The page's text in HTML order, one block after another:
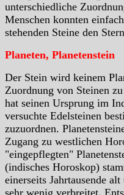
unterschiedliche
Menschen konnten
stehenden Steine den
Planeten, Planetenstein
Der Stein wird keinem
Zuordnung von Steinen
hat seinen Ursprung im
versuchte Edelsteinen
zuzuordnen.
Zugang zu westlichen
"eingepflegten"
(indisches Horoskop)
einerseits Jahrtausende
sehr wenig verbreitet.